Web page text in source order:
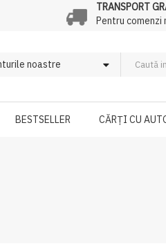
TRANSPORT
Pentru comenzi
BESTSELLER CĂRȚI CU